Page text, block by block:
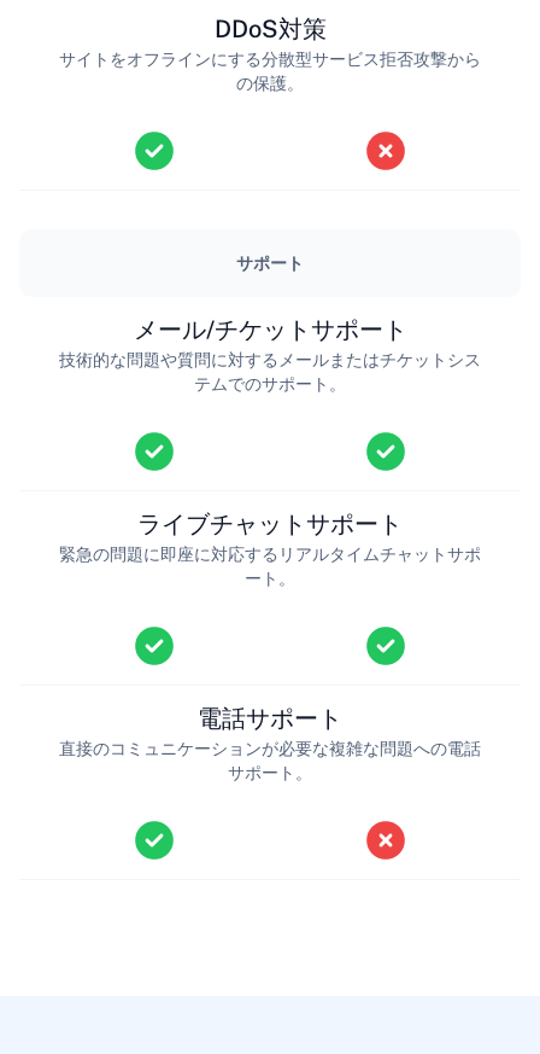
DDoS対策
サイトをオフラインにする分散型サービス拒否攻撃から
の保護。
サポート
メール/チケットサポート
技術的な問題や質問に対するメールまたはチケットシス
テムでのサポート。
ライブチャットサポート
緊急の問題に即座に対応するリアルタイムチャットサポ
ート。
電話サポート
直接のコミュニケーションが必要な複雑な問題への電話
サポート。